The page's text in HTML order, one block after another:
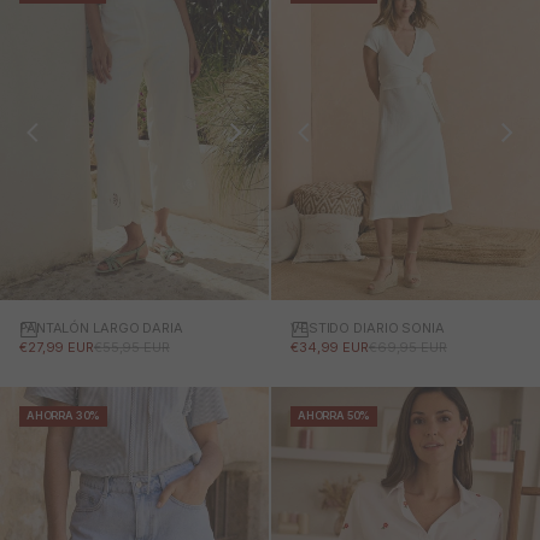
PANTALÓN LARGO DARIA
PRECIO DE OFERTA
€27,99 EURPRECIO NORMAL
€55,95 EUR
VESTIDO DIARIO SONIA
PRECIO DE OFERTA
€34,99 EURPRECIO NORMAL
€69,95 EUR
AHORRA 30% AHORRA 50%